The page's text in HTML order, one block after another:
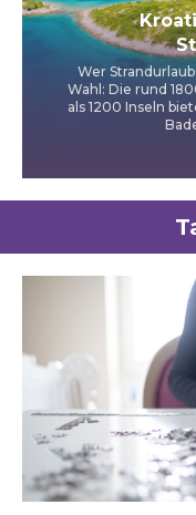
Wer
Wahl: Die rund
als 1200 Inseln